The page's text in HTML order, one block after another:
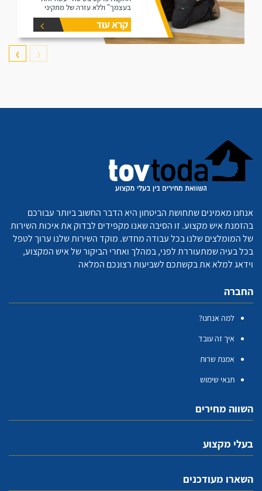
בעצמך" וללא עזרה של מתקיני
פרקטים.
קרא עוד
❮
❯
אנחנו מאמינים שתחושת הביטחון היא הדבר החשוב ביותר עבורכם
בהזמנת איש מקצוע. זו הסיבה שאנו מקפידים לבדוק את איכות השירות
של המומלצים שלנו בכל עבודה מחדש. מוקד השירות שלנו ערוך לטפל
בכל בעיה שמתעוררת לפני, במהלך ואחרי הביקור של איש המקצוע,
וידאג למלא את בקשתכם לשביעות רצונכם המלאה
החברה
למה אנחנו?
איך זה עובד
אמנת שרות
תנאי שימוש
השווה מחירים
בעלי מקצוע
השארו מעודכנים